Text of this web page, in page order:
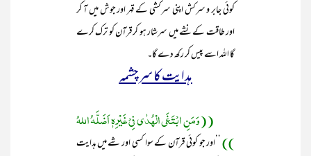
کوئی جابر و سرکش اپنی سرکشی کے قہر اور جوش میں آ کر
اور طاقت کے نشے میں سرشار ہو کر قرآن کو ترک کرے
گا اللہ اسے پیس کر رکھ دے گا۔
ہدایت کا سرچشمہ
((وَمَنِ ابْتَغَی الْھُدٰی فِیْ غَیْرِہٖ اَضَلَّہُ اللہُ
)) ’’اور جو کوئی قرآن کے سوا کسی اور شے میں ہدایت